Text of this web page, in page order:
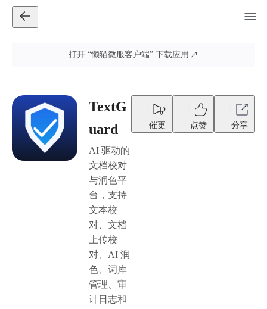
打开 “懒猫微服客户端” 下载应用
TextG
uard
AI 驱动的
文档校对
与润色平
台，支持
文本校
对、文档
上传校
对、AI 润
色、词库
管理、审
计日志和
催更 点赞 分享